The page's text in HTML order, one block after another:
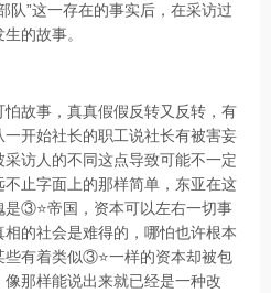
队”这一存在的事实后，在采访过
的故事。
故事，真真假假反转又反转，有
开始社长的职工说社长有被害妄
访人的不同这点导致可能不一定
止字面上的那样简单，东亚在这
是③⭐️帝国，资本可以左右一切事
的社会是难得的，哪怕也许根本
有着类似③⭐️一样的资本却被包
那样能说出来就已经是一种改